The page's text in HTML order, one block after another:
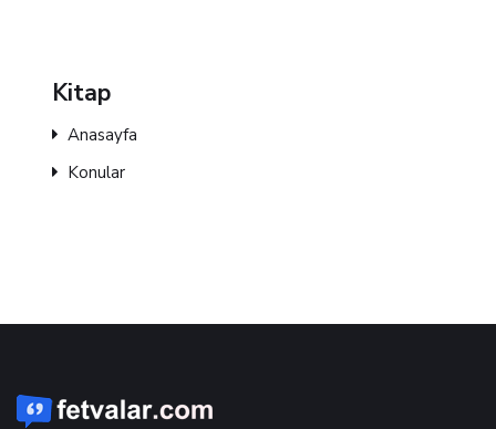
Kitap
Anasayfa
Konular